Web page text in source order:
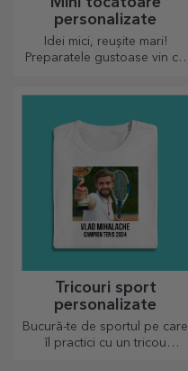
personalizate
Idei mici, reușite mari!
Preparatele gustoase vin cu
Tricouri sport
personalizate
Bucură-te de sportul pe care
îl practici cu un tricou